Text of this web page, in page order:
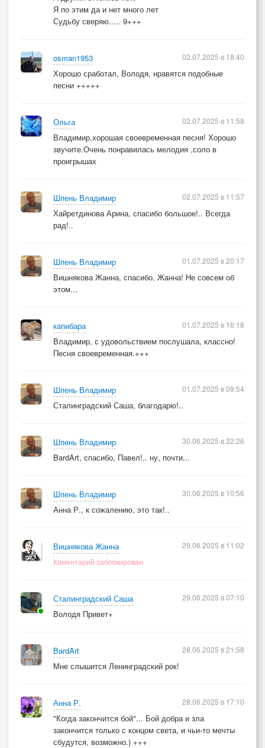
Я по этим да и нет много лет
Судьбу сверяю..... 9+++
osman1953
Хорошо сработал, Володя, нравятся подобные
песни +++++
02.07.2025 в 18:40
Ольга
Владимир,хорошая своевременная песня! Хорошо
звучите.Очень понравилась мелодия ,соло в
проигрышах
02.07.2025 в 11:58
Шпень Владимир
Хайретдинова Арина, спасибо большое!.. Всегда
рад!..
02.07.2025 в 11:57
Шпень Владимир
Вишнякова Жанна, спасибо, Жанна! Не совсем об
этом...
01.07.2025 в 20:17
капибара
Владимир, с удовольствием послушала, классно!
Песня своевременная.+++
01.07.2025 в 16:18
Шпень Владимир
Сталинградский Саша, благодарю!..
01.07.2025 в 09:54
Шпень Владимир
BardArt, спасибо, Павел!.. ну, почти...
30.06.2025 в 22:26
Шпень Владимир
Анна Р., к сожалению, это так!..
30.06.2025 в 10:56
Вишнякова Жанна
Коментарий заблокирован
29.06.2025 в 11:02
Сталинградский Саша
Володя Привет+
29.06.2025 в 07:10
BardArt
Мне слышится Ленинградский рок!
28.06.2025 в 21:58
Анна Р.
"Когда закончится бой"... Бой добра и зла
закончится только с концом света, и чьи-то мечты
сбудутся, возможно.) +++
28.06.2025 в 17:10